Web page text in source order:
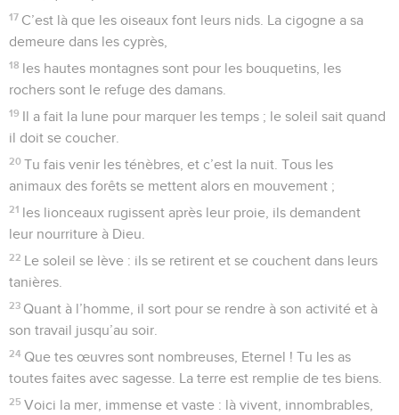
17 C’est là que les oiseaux font leurs nids. La cigogne a sa
demeure dans les cyprès,
18 les hautes montagnes sont pour les bouquetins, les
rochers sont le refuge des damans.
19 Il a fait la lune pour marquer les temps ; le soleil sait quand
il doit se coucher.
20 Tu fais venir les ténèbres, et c’est la nuit. Tous les
animaux des forêts se mettent alors en mouvement ;
21 les lionceaux rugissent après leur proie, ils demandent
leur nourriture à Dieu.
22 Le soleil se lève : ils se retirent et se couchent dans leurs
tanières.
23 Quant à l’homme, il sort pour se rendre à son activité et à
son travail jusqu’au soir.
24 Que tes œuvres sont nombreuses, Eternel ! Tu les as
toutes faites avec sagesse. La terre est remplie de tes biens.
25 Voici la mer, immense et vaste : là vivent, innombrables,